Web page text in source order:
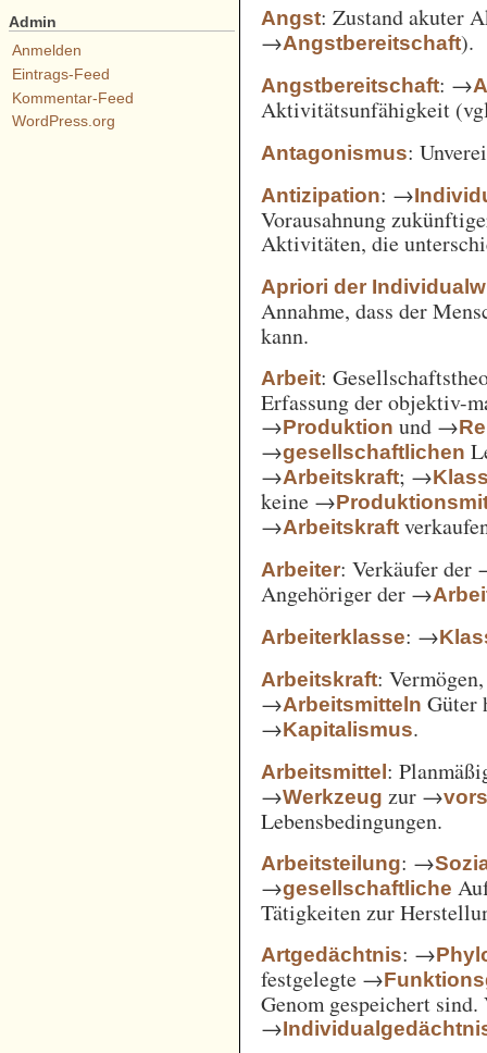
Angst: Zustand akuter
→Angstbereitschaft).
Angstbereitschaft: →
Aktivitätsunfähigkeit
Antagonismus:
Antizipation: →
Vorausahnung
Aktivitäten, die
Apriori der
Annahme, dass der
kann.
Arbeit:
Erfassung der objektiv-
→Produktion und →
→gesellschaftlichen
→Arbeitskraft; →
keine →
→Arbeitskraft
Arbeiter: Verkäufer der
Angehöriger der →
Arbeiterklasse: →
Arbeitskraft:
→Arbeitsmitteln Güter
→Kapitalismus.
Arbeitsmittel:
→Werkzeug zur →
Lebensbedingungen.
Arbeitsteilung: →
→gesellschaftliche
Tätigkeiten zur
Artgedächtnis: →
festgelegte →
Genom gespeichert sind.
→
Admin
Anmelden
Eintrags-Feed
Kommentar-Feed
WordPress.org